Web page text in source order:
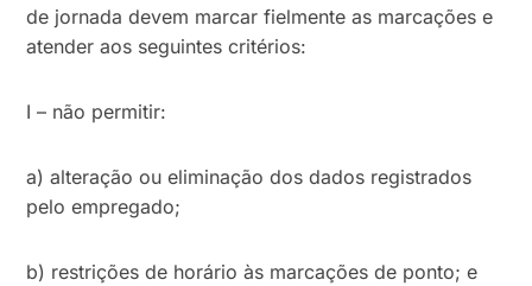
de jornada devem marcar fielmente as marcações e
atender aos seguintes critérios:
I – não permitir:
a) alteração ou eliminação dos dados registrados
pelo empregado;
b) restrições de horário às marcações de ponto; e